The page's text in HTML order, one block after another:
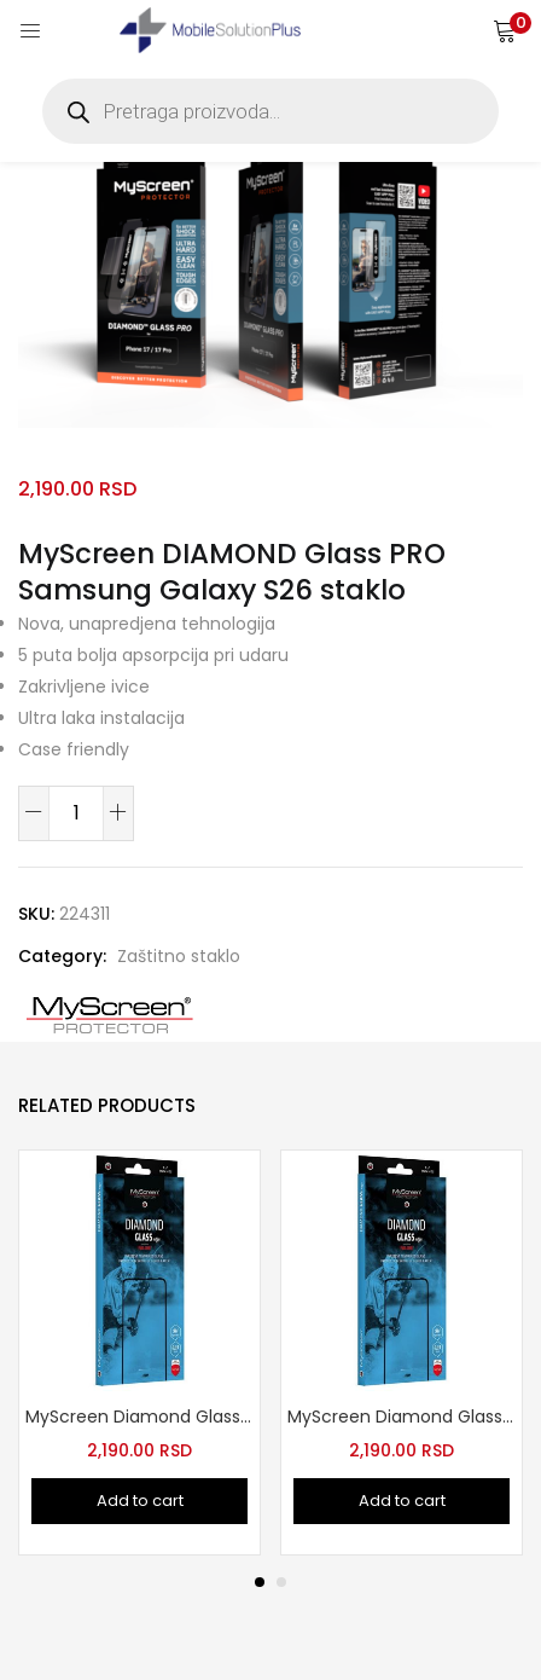
0
search
MyScreen DIAMOND Glass PRO
Samsung Galaxy S26 staklo
2,190.00 RSD
Nova, unapredjena tehnologija
5 puta bolja apsorpcija pri udaru
Zakrivljene ivice
Ultra laka instalacija
Case friendly
MyScreen
Glass
Samsung
Galaxy
staklo
SKU: 224311
Category: Zaštitno staklo
RELATED PRODUCTS
MyScreen Diamond Glass edge Full Glue Samsung Galaxy S24 Ultra
2,190.00 RSD
Add to cart
MyScreen Diamond Glass edge Full Glue Samsung Galaxy S24/S25
2,190.00 RSD
Add to cart